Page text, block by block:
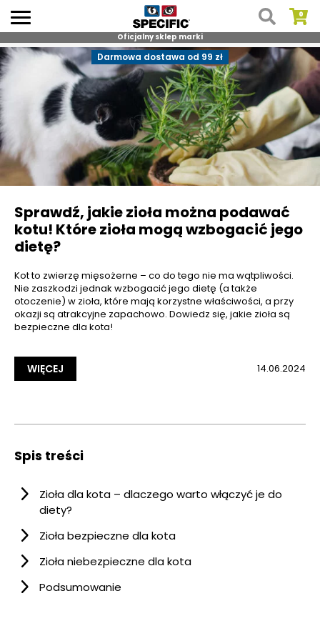
Skip
to
content
Oficjalny sklep marki
Darmowa dostawa od 99 zł
Sprawdź, jakie zioła można podawać
kotu! Które zioła mogą wzbogacić jego
dietę?
Kot to zwierzę mięsożerne – co do tego nie ma wątpliwości.
Nie zaszkodzi jednak wzbogacić jego dietę (a także
otoczenie) w zioła, które mają korzystne właściwości, a przy
okazji są atrakcyjne zapachowo. Dowiedz się, jakie zioła są
bezpieczne dla kota!
WIĘCEJ 14.06.2024
Spis treści
Zioła dla kota – dlaczego warto włączyć je do
diety?
Zioła bezpieczne dla kota
Zioła niebezpieczne dla kota
Podsumowanie